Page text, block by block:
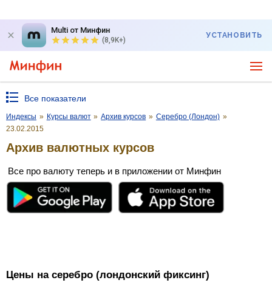
Multi от Минфин
(8,9K+)
УСТАНОВИТЬ
Все показатели
Индексы » Курсы валют » Архив курсов » Серебро (Лондон) »
23.02.2015
Архив валютных курсов
Все про валюту теперь и в приложении от Минфин
Цены на серебро (лондонский фиксинг)